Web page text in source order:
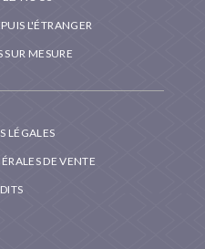
L'ÉTRANGER
MESURE
LÉGALES
DE VENTE